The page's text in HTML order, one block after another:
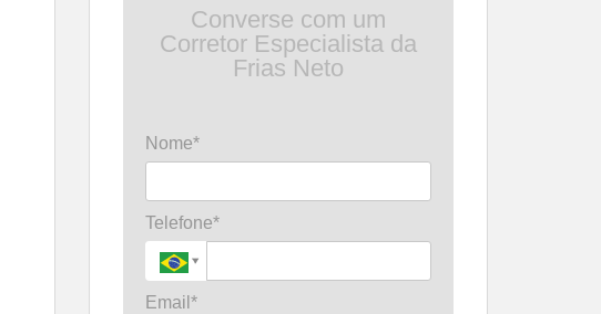
Converse com um
Corretor Especialista da
Frias Neto
Nome*
Telefone*
Email*